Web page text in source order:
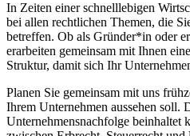
In Zeiten einer schnelllebigen
bei allen rechtlichen Themen, die
betreffen. Ob als Gründer*in oder
erarbeiten gemeinsam mit Ihnen
Struktur, damit sich Ihr
Planen Sie gemeinsam mit uns
Ihrem Unternehmen aussehen soll.
Unternehmensnachfolge beinhaltet